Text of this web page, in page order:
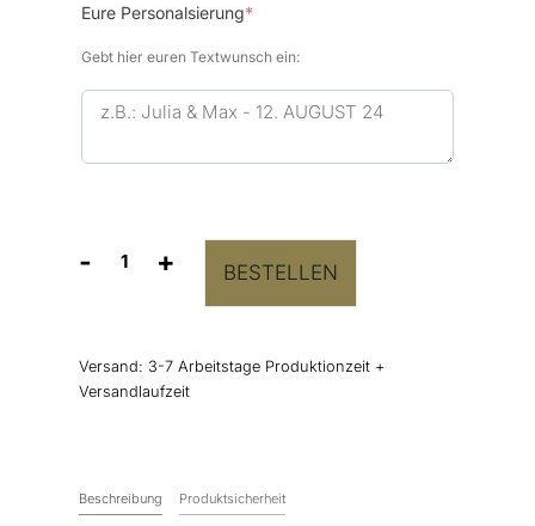
Eure Personalsierung*(required)
Gebt hier euren Textwunsch ein:
-
Ewige
"pur"
Silber
+ BESTELLEN
Versand: 3-7 Arbeitstage Produktionzeit +
Versandlaufzeit
Beschreibung Produktsicherheit